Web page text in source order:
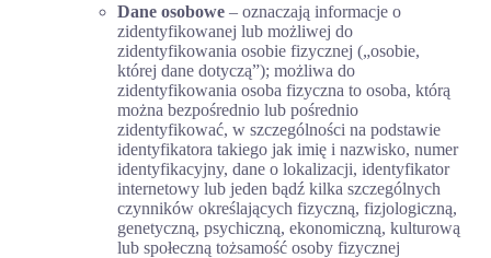
Dane osobowe– oznaczają informacje o
zidentyfikowanej lub możliwej do
zidentyfikowania osobie fizycznej („osobie,
której dane dotyczą”); możliwa do
zidentyfikowania osoba fizyczna to osoba, którą
można bezpośrednio lub pośrednio
zidentyfikować, w szczególności na podstawie
identyfikatora takiego jak imię i nazwisko, numer
identyfikacyjny, dane o lokalizacji, identyfikator
internetowy lub jeden bądź kilka szczególnych
czynników określających fizyczną, fizjologiczną,
genetyczną, psychiczną, ekonomiczną, kulturową
lub społeczną tożsamość osoby fizycznej